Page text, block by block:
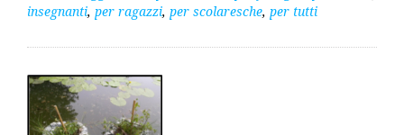
insegnanti, per ragazzi, per scolaresche, per tutti